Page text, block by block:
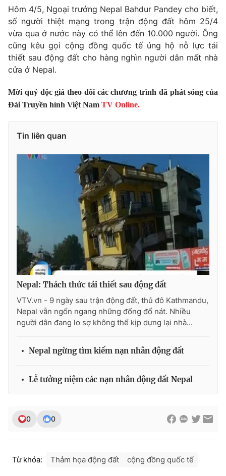
Khán giả
Giải sao mai
Sao
Du lịch
Làm đẹp
Chất lượng cuộc sống
Giáo dục
Tuyển sinh
Học trực tuyến
Công nghệ
Hitech Công nghệ tương lai
Thị trường
Giao lưu trực tuyến
Lịch phát sóng
Chuyên mục khác
Emagazine Podcast
Infographic
Shorts video
VTV Money VTV Thể thao
VTV Sức khoẻ Bất động sản
Thị trường 24h Tấm lòng Việt
Hôm 4/5, Ngoại trưởng Nepal Bahdur Pandey cho biết,
số người thiệt mạng trong trận động đất hôm 25/4
vừa qua ở nước này có thể lên đến 10.000 người. Ông
cũng kêu gọi cộng đồng quốc tế ủng hộ nỗ lực tái
thiết sau động đất cho hàng nghìn người dân mất nhà
cửa ở Nepal.
Mời quý độc giả theo dõi các chương trình đã phát sóng của
Đài Truyền hình Việt Nam TV Online.
Tin liên quan
Nepal: Thách thức tái thiết sau động đất
VTV.vn - 9 ngày sau trận động đất, thủ đô Kathmandu,
Nepal vẫn ngổn ngang những đống đổ nát. Nhiều
người dân đang lo sợ không thể kịp dựng lại nhà...
Nepal ngừng tìm kiếm nạn nhân động đất
Lễ tưởng niệm các nạn nhân động đất Nepal
0 0
Từ khóa: Thảm họa động đất cộng đồng quốc tế